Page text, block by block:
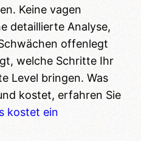
Keine vagen
detaillierte Analyse,
offenlegt
welche Schritte Ihr
Level bringen. Was
kostet, erfahren Sie
kostet ein